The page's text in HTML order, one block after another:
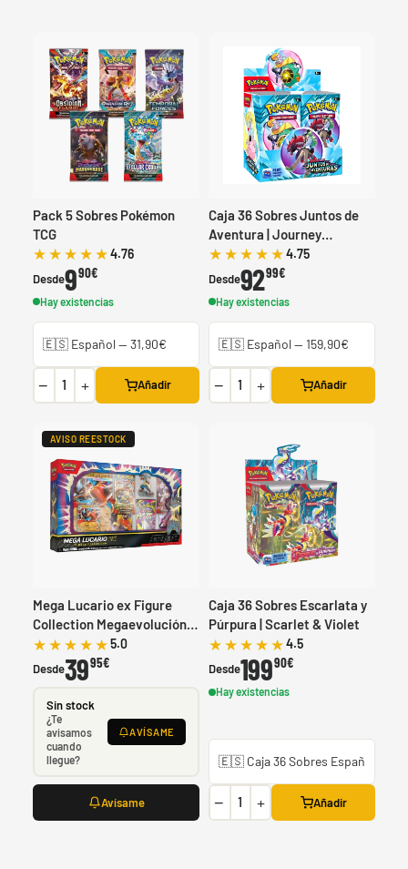
Pack 5 Sobres Pokémon
TCG
4.76
Desde990€
Hay existencias
− + Añadir
Caja 36 Sobres Juntos de
Aventura | Journey
Together Booster Box sv9
4.75
Desde9299€
Hay existencias
− + Añadir
AVISO REESTOCK
Mega Lucario ex Figure
Collection Megaevolución |
Mega Evolution
5.0
Desde3995€
Sin stock
¿Te
avisamos
cuando
llegue?
AVÍSAME
Avísame
Caja 36 Sobres Escarlata y
Púrpura | Scarlet & Violet
4.5
Desde19990€
Hay existencias
− + Añadir